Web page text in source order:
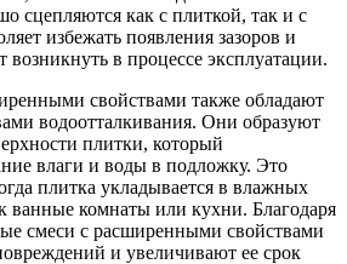
сцепляются как с плиткой, так и с
избежать появления зазоров и
в процессе эксплуатации.
свойствами также обладают
водоотталкивания. Они образуют
плитки, который
влаги и воды в подложку. Это
плитка укладывается в влажных
ванные комнаты или кухни. Благодаря
смеси с расширенными свойствами
и увеличивают ее срок